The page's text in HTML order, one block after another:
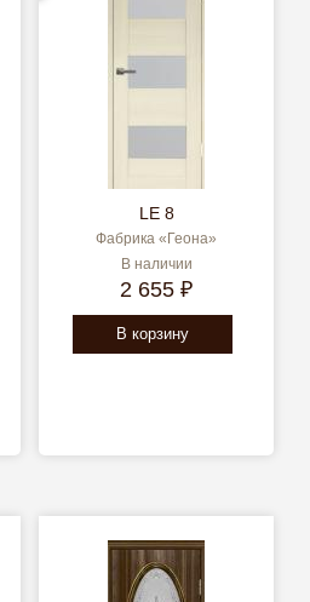
LE 8
Фабрика «Геона»
В наличии
2 655 ₽
В корзину